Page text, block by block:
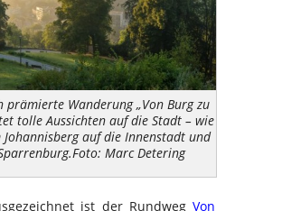
prämierte Wanderung „Von Burg zu
tolle Aussichten auf die Stadt – wie
auf die Innenstadt und
Marc Detering
ist der Rundweg Von